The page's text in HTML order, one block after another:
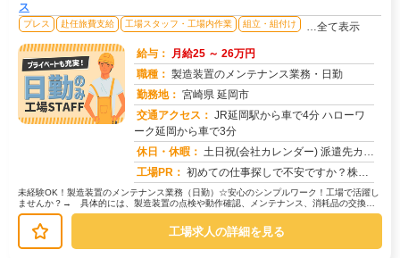
ス
プレス 赴任旅費支給 工場スタッフ・工場内作業 組立・組付け …全て表示
給与： 月給25 ～ 26万円
職種： 製造装置のメンテナンス業務・日勤
勤務地： 宮崎県 延岡市
交通アクセス： JR延岡駅から車で4分 ハローワ
ーク延岡から車で3分
休日・休暇： 土日祝(会社カレンダー) 派遣先カレンダーに準ずる（年数回土曜出勤有り）
工場PR： 初めての仕事探しで不安ですか？株式会社京栄センターなら安心です！☆初期費用0円で家具付き寮に入寮可能！→すぐに新し...
未経験OK！製造装置のメンテナンス業務（日勤）☆安心のシンプルワーク！工場で活躍し
ませんか？→ 具体的には、製造装置の点検や動作確認、メンテナンス、消耗品の交換な
どを行います。→ 加工作業、検品...
工場求人の詳細を見る